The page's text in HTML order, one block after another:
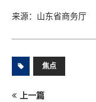
来源：山东省商务厅
焦点
上一篇